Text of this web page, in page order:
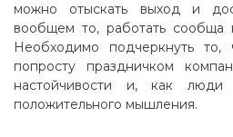
можно отыскать выход и
вообщем то, работать сообща
Необходимо подчеркнуть
попросту праздничком
настойчивости и, как люди
положительного мышления.